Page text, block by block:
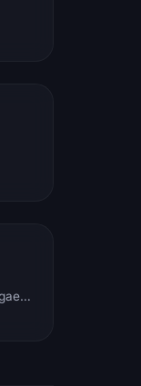
Electronic, Rock, Pop, 90s, 00s, 80s, Mexican, Ranchera, Reggaeton, Instrumental, Salsa, Merengue, Tropical, Romantic, Vallenato, Llanera